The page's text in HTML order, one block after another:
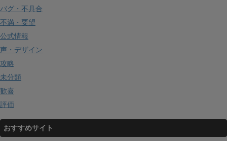
バグ・不具合
不満・要望
公式情報
声・デザイン
攻略
未分類
歓喜
評価
おすすめサイト